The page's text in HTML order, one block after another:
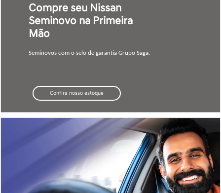
Compre seu Nissan
Seminovo na Primeira
Mão
Seminovos com o selo de garantia Grupo Saga.
Confira nosso estoque